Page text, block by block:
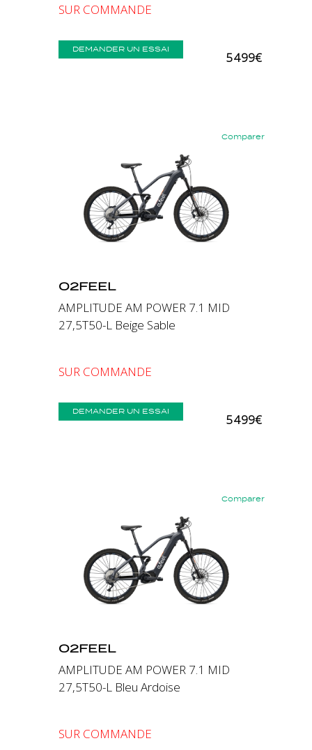
SUR COMMANDE
DEMANDER UN ESSAI
5 499€
Comparer
Précédent
O2FEEL
AMPLITUDE AM POWER 7.1 MID
27,5T50-L Beige Sable
SUR COMMANDE
DEMANDER UN ESSAI
5 499€
Comparer
Précédent
O2FEEL
AMPLITUDE AM POWER 7.1 MID
27,5T50-L Bleu Ardoise
SUR COMMANDE